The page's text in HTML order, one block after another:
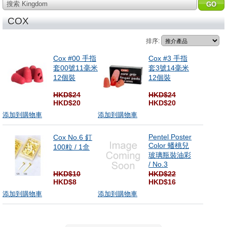
搜索 Kingdom
COX
排序:
Cox #00 手指
套00號11毫米
12個裝
HKD$24
HKD$20
添加到購物車
Cox #3 手指
套3號14毫米
12個裝
HKD$24
HKD$20
添加到購物車
Cox No.6 釘
100粒 / 1盒
HKD$10
HKD$8
添加到購物車
Pentel Poster
Color 蟠桃兒
玻璃瓶裝油彩
/ No.3
HKD$22
HKD$16
添加到購物車